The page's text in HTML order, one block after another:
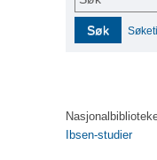
Søk
Ibsen-studier